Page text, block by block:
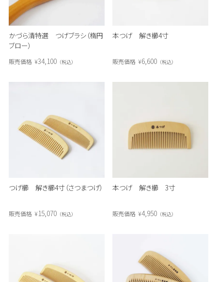
かづら清特選 つげブラシ（楕円
ブロー）
販売価格 ¥34,100 税込
本つげ 解き櫛4寸
販売価格 ¥6,600 税込
つげ櫛 解き櫛4寸（さつまつげ）
販売価格 ¥15,070 税込
本つげ 解き櫛 3寸
販売価格 ¥4,950 税込